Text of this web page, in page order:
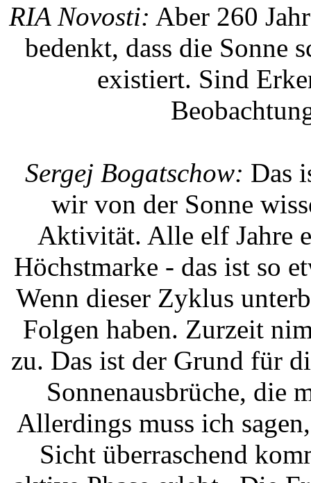
RIA Novosti: Aber 260
bedenkt, dass die Sonne
existiert. Sind
Sergej Bogatschow: Das
wir von der Sonne
Aktivität. Alle elf Jahre
Höchstmarke - das ist so
Wenn dieser Zyklus
Folgen haben. Zurzeit
zu. Das ist der Grund für
Sonnenausbrüche, die
Allerdings muss ich
Sicht überraschend